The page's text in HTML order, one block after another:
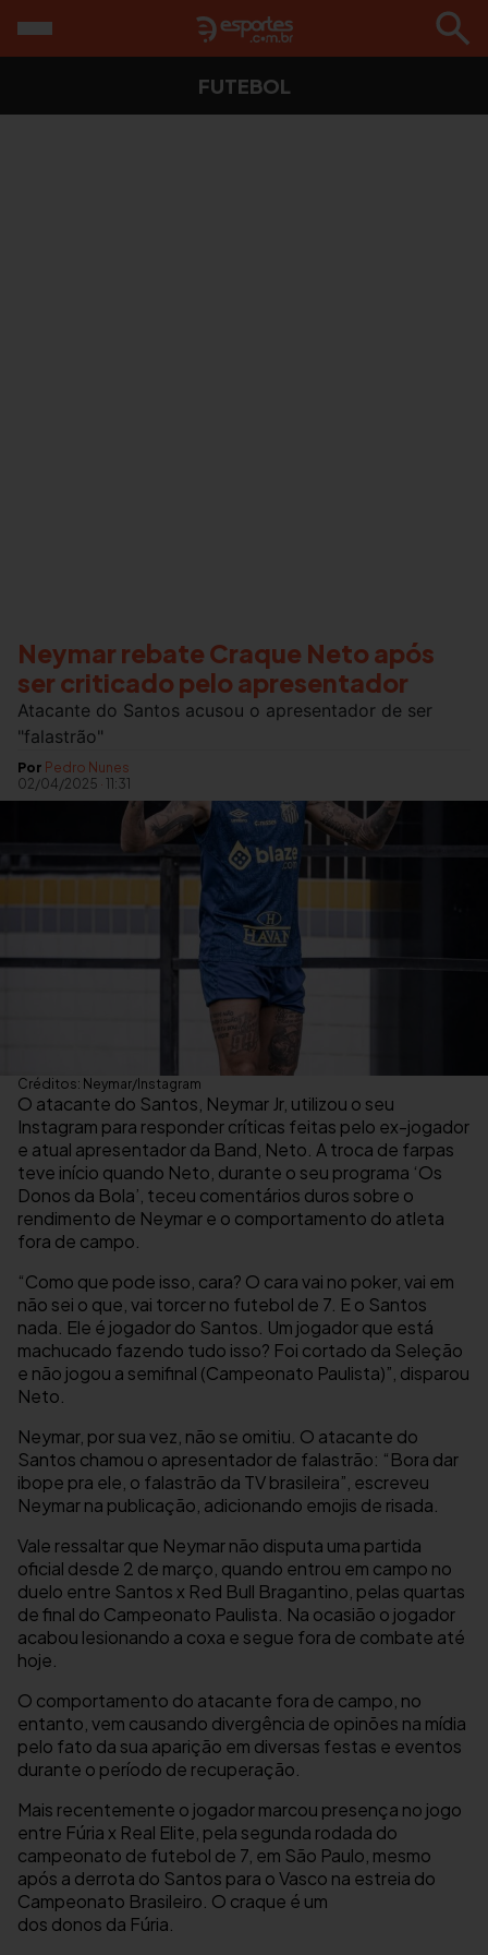
FUTEBOL
Neymar rebate Craque Neto após
ser criticado pelo apresentador
Atacante do Santos acusou o apresentador de ser
"falastrão"
Por Pedro Nunes
02/04/2025 · 11:31
Créditos: Neymar/Instagram
O atacante do Santos, Neymar Jr, utilizou o seu
Instagram para responder críticas feitas pelo ex-jogador
e atual apresentador da Band, Neto. A troca de farpas
teve início quando Neto, durante o seu programa ‘Os
Donos da Bola’, teceu comentários duros sobre o
rendimento de Neymar e o comportamento do atleta
fora de campo.
“Como que pode isso, cara? O cara vai no poker, vai em
não sei o que, vai torcer no futebol de 7. E o Santos
nada. Ele é jogador do Santos. Um jogador que está
machucado fazendo tudo isso? Foi cortado da Seleção
e não jogou a semifinal (Campeonato Paulista)”, disparou
Neto.
Neymar, por sua vez, não se omitiu. O atacante do
Santos chamou o apresentador de falastrão: “Bora dar
ibope pra ele, o falastrão da TV brasileira”, escreveu
Neymar na publicação, adicionando emojis de risada.
Vale ressaltar que Neymar não disputa uma partida
oficial desde 2 de março, quando entrou em campo no
duelo entre Santos x Red Bull Bragantino, pelas quartas
de final do Campeonato Paulista. Na ocasião o jogador
acabou lesionando a coxa e segue fora de combate até
hoje.
O comportamento do atacante fora de campo, no
entanto, vem causando divergência de opinões na mídia
pelo fato da sua aparição em diversas festas e eventos
durante o período de recuperação.
Mais recentemente o jogador marcou presença no jogo
entre Fúria x Real Elite, pela segunda rodada do
campeonato de futebol de 7, em São Paulo, mesmo
após a derrota do Santos para o Vasco na estreia do
Campeonato Brasileiro. O craque é um
dos donos da Fúria.